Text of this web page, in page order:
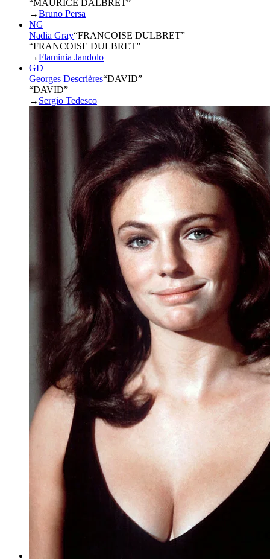
“MAURICE DALBRET”
→Bruno Persa
NG
Nadia Gray“FRANCOISE DULBRET”
“FRANCOISE DULBRET”
→Flaminia Jandolo
GD
Georges Descrières“DAVID”
“DAVID”
→ Sergio Tedesco